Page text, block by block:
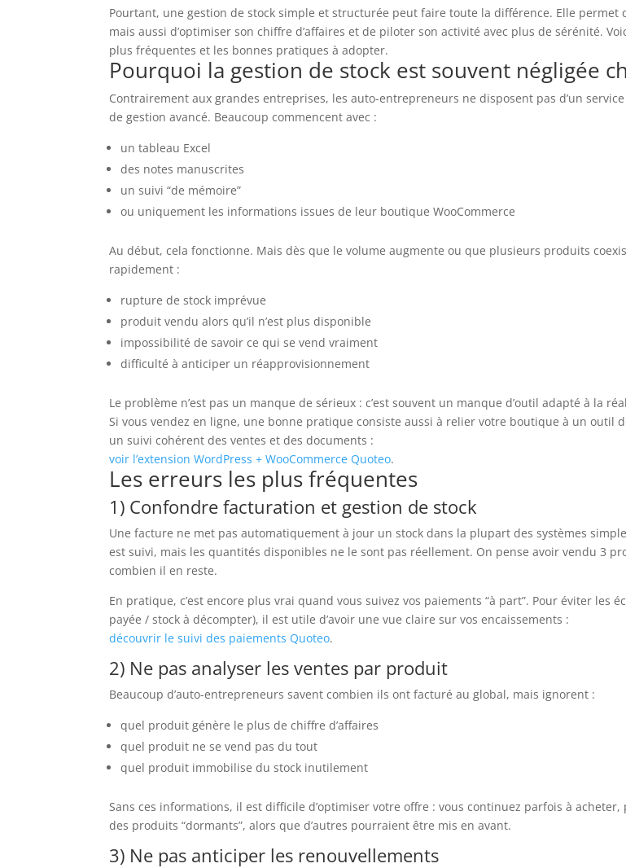
Pourtant, une gestion de stock simple et structurée peut faire toute la différence. Elle permet
mais aussi d’optimiser son chiffre d’affaires et de piloter son activité avec plus de sérénité.
plus fréquentes et les bonnes pratiques à adopter.
Pourquoi la gestion de stock est souvent négligée
Contrairement aux grandes entreprises, les auto-entrepreneurs ne disposent pas d’un
de gestion avancé. Beaucoup commencent avec :
un tableau Excel
des notes manuscrites
un suivi “de mémoire”
ou uniquement les informations issues de leur boutique WooCommerce
Au début, cela fonctionne. Mais dès que le volume augmente ou que plusieurs produits
rapidement :
rupture de stock imprévue
produit vendu alors qu’il n’est plus disponible
impossibilité de savoir ce qui se vend vraiment
difficulté à anticiper un réapprovisionnement
Le problème n’est pas un manque de sérieux : c’est souvent un manque d’outil adapté à la
Si vous vendez en ligne, une bonne pratique consiste aussi à relier votre boutique à un outil
un suivi cohérent des ventes et des documents :
voir l’extension WordPress + WooCommerce Quoteo.
Les erreurs les plus fréquentes
1) Confondre facturation et gestion de stock
Une facture ne met pas automatiquement à jour un stock dans la plupart des systèmes
est suivi, mais les quantités disponibles ne le sont pas réellement. On pense avoir vendu 3
combien il en reste.
En pratique, c’est encore plus vrai quand vous suivez vos paiements “à part”. Pour éviter les
payée / stock à décompter), il est utile d’avoir une vue claire sur vos encaissements :
découvrir le suivi des paiements Quoteo.
2) Ne pas analyser les ventes par produit
Beaucoup d’auto-entrepreneurs savent combien ils ont facturé au global, mais ignorent :
quel produit génère le plus de chiffre d’affaires
quel produit ne se vend pas du tout
quel produit immobilise du stock inutilement
Sans ces informations, il est difficile d’optimiser votre offre : vous continuez parfois à
des produits “dormants”, alors que d’autres pourraient être mis en avant.
3) Ne pas anticiper les renouvellements